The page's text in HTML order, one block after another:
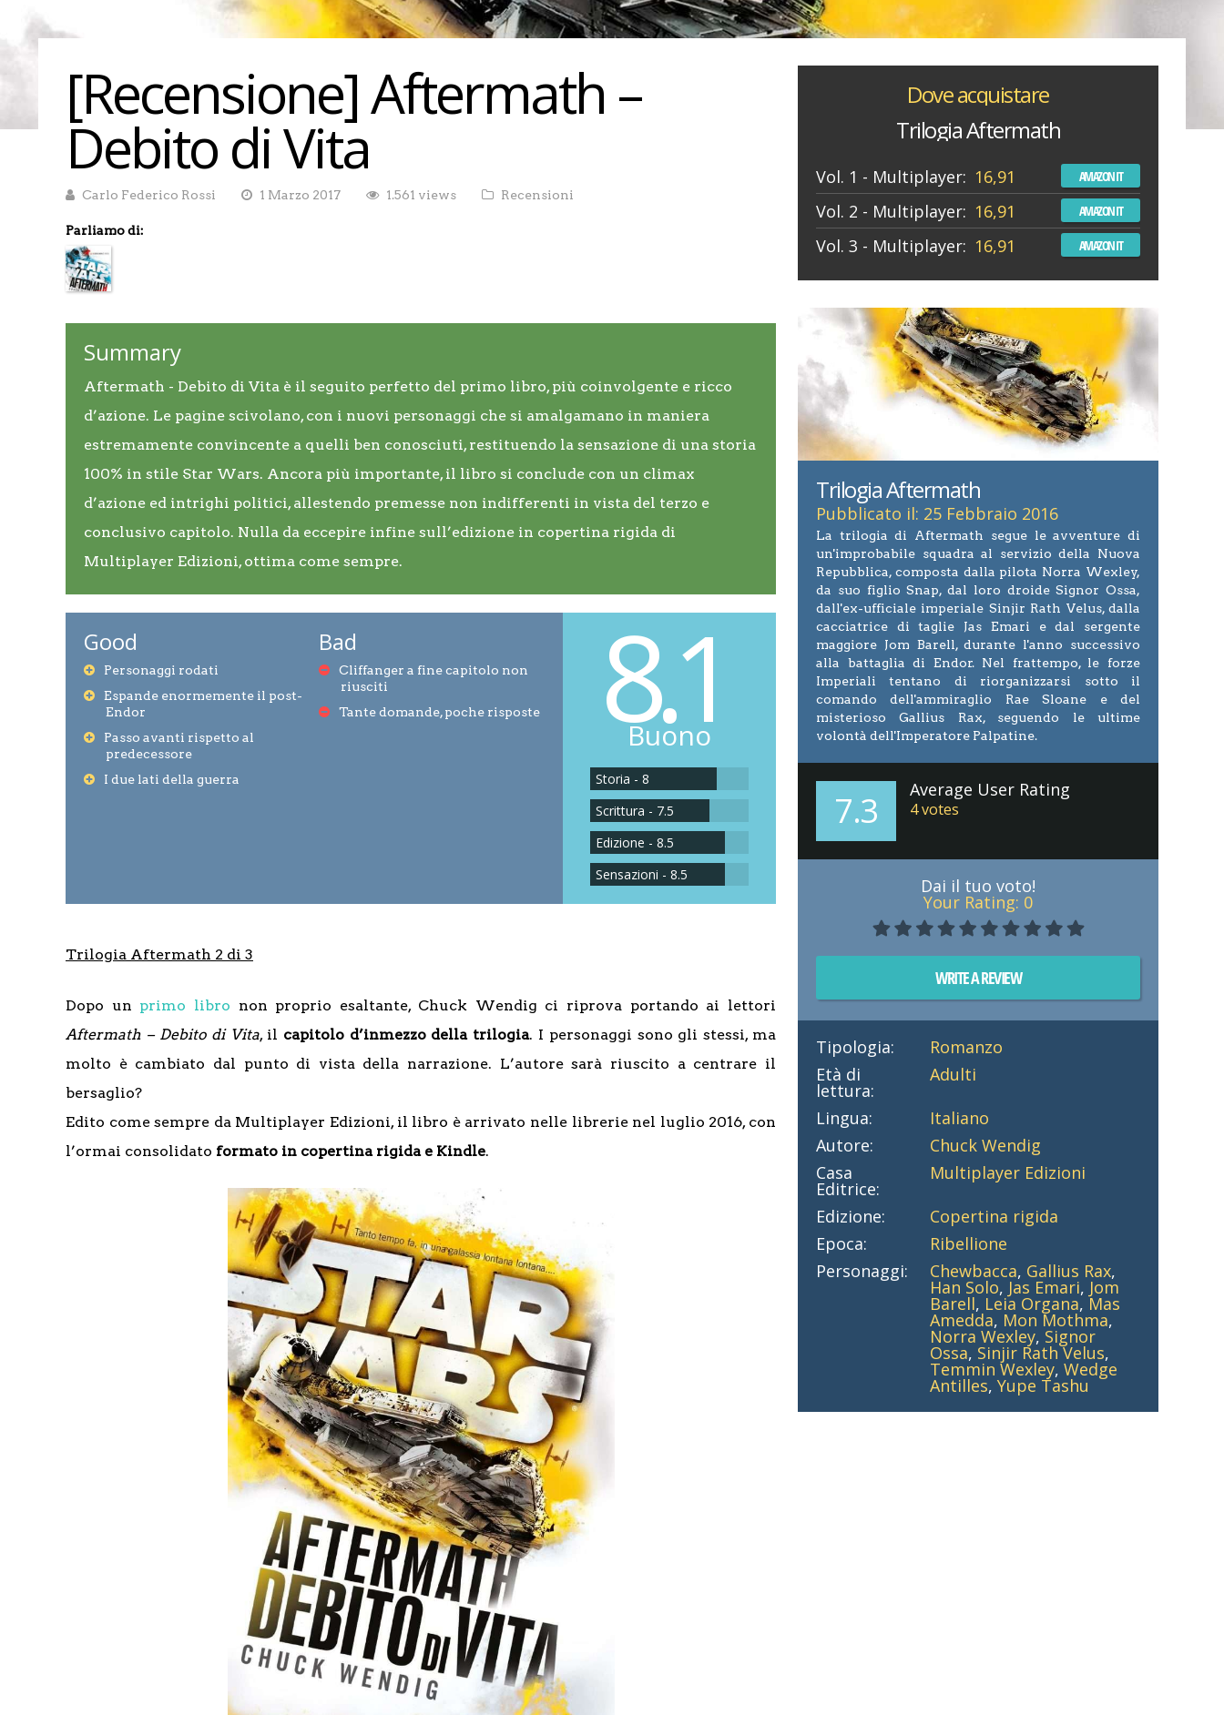
[Recensione] Aftermath –
Debito di Vita
Carlo Federico Rossi 1 Marzo 2017 1.561 views Recensioni
Parliamo di:
Summary
Aftermath - Debito di Vita è il seguito perfetto del primo libro, più coinvolgente e ricco
d’azione. Le pagine scivolano, con i nuovi personaggi che si amalgamano in maniera
estremamente convincente a quelli ben conosciuti, restituendo la sensazione di una storia
100% in stile Star Wars. Ancora più importante, il libro si conclude con un climax
d’azione ed intrighi politici, allestendo premesse non indifferenti in vista del terzo e
conclusivo capitolo. Nulla da eccepire infine sull’edizione in copertina rigida di
Multiplayer Edizioni, ottima come sempre.
Good
Personaggi rodati
Espande enormemente il post-
Endor
Passo avanti rispetto al
predecessore
I due lati della guerra
Bad
Cliffanger a fine capitolo non
riusciti
Tante domande, poche risposte
8.1
Buono
Storia - 8
Scrittura - 7.5
Edizione - 8.5
Sensazioni - 8.5
Trilogia Aftermath 2 di 3
Dopo un primo libro non proprio esaltante, Chuck Wendig ci riprova portando ai lettori
Aftermath – Debito di Vita, il capitolo d’inmezzo della trilogia. I personaggi sono gli stessi, ma
molto è cambiato dal punto di vista della narrazione. L’autore sarà riuscito a centrare il
bersaglio?
Edito come sempre da Multiplayer Edizioni, il libro è arrivato nelle librerie nel luglio 2016, con
l’ormai consolidato formato in copertina rigida e Kindle.
Dove acquistare
Trilogia Aftermath
Vol. 1 - Multiplayer: 16,91 AMAZON IT
Vol. 2 - Multiplayer: 16,91 AMAZON IT
Vol. 3 - Multiplayer: 16,91 AMAZON IT
Trilogia Aftermath
Pubblicato il: 25 Febbraio 2016
La trilogia di Aftermath segue le avventure di
un'improbabile squadra al servizio della Nuova
Repubblica, composta dalla pilota Norra Wexley,
da suo figlio Snap, dal loro droide Signor Ossa,
dall'ex-ufficiale imperiale Sinjir Rath Velus, dalla
cacciatrice di taglie Jas Emari e dal sergente
maggiore Jom Barell, durante l'anno successivo
alla battaglia di Endor. Nel frattempo, le forze
Imperiali tentano di riorganizzarsi sotto il
comando dell'ammiraglio Rae Sloane e del
misterioso Gallius Rax, seguendo le ultime
volontà dell'Imperatore Palpatine.
7.3 Average User Rating
4votes
Dai il tuo voto!
Your Rating: 0
WRITE A REVIEW
Tipologia:
Romanzo
Età di
lettura:
Adulti
Lingua:
Italiano
Autore:
Chuck Wendig
Casa
Editrice:
Multiplayer Edizioni
Edizione:
Copertina rigida
Epoca:
Ribellione
Personaggi:
Chewbacca, Gallius Rax,
Han Solo, Jas Emari, Jom
Barell, Leia Organa, Mas
Amedda, Mon Mothma,
Norra Wexley, Signor
Ossa, Sinjir Rath Velus,
Temmin Wexley, Wedge
Antilles, Yupe Tashu